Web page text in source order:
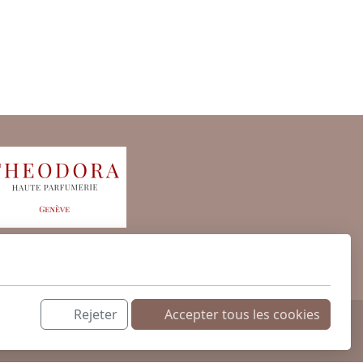
cosmétiques exclusifs
Rejeter Accepter tous les cookies